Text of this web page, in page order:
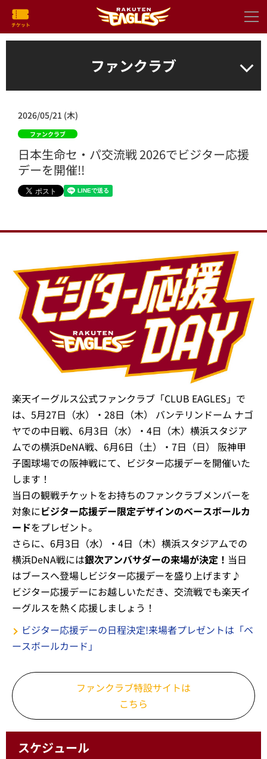
ファンクラブ
2026/05/21 (木)
ファンクラブ
日本生命セ・パ交流戦 2026でビジター応援
デーを開催!!
楽天イーグルス公式ファンクラブ「CLUB EAGLES」で
は、5月27日（水）・28日（木） バンテリンドーム ナゴ
ヤでの中日戦、6月3日（水）・4日（木）横浜スタジア
ムでの横浜DeNA戦、6月6日（土）・7日（日） 阪神甲
子園球場での阪神戦にて、ビジター応援デーを開催いた
します！
当日の観戦チケットをお持ちのファンクラブメンバーを
対象にビジター応援デー限定デザインのベースボールカ
ードをプレゼント。
さらに、6月3日（水）・4日（木）横浜スタジアムでの
横浜DeNA戦には銀次アンバサダーの来場が決定！ 当日
はブースへ登場しビジター応援デーを盛り上げます♪
ビジター応援デーにお越しいただき、交流戦でも楽天イ
ーグルスを熱く応援しましょう！
ビジター応援デーの日程決定!来場者プレゼントは「ベ
ースボールカード」
ファンクラブ特設サイトは
こちら
スケジュール